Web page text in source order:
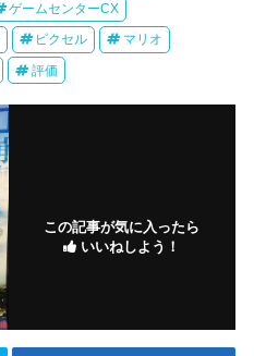
ゲームセンターCX
ピクセル マリオ
評価
この記事が気に入ったら
いいねしよう！